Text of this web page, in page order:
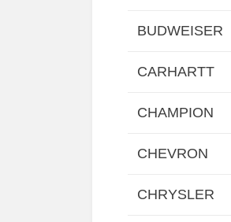
BUDWEISER
CARHARTT
CHAMPION
CHEVRON
CHRYSLER